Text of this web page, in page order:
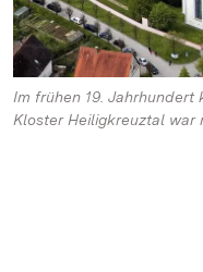
Im frühen 19. Jahrhundert
Kloster Heiligkreuztal war